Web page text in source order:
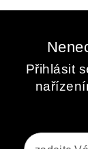
Přihlásit